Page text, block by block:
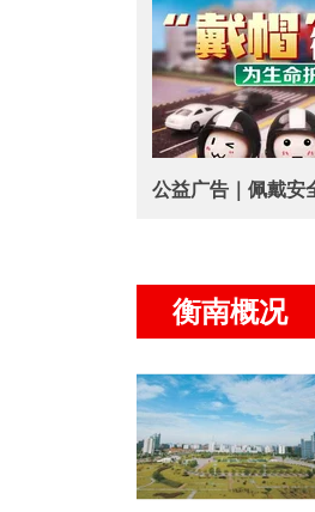
公益广告｜佩戴安
衡南概况